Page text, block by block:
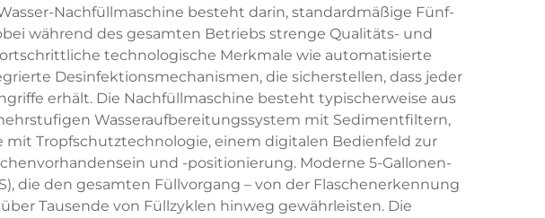
Nachfüllmaschine besteht darin, standardmäßige Fünf-
während des gesamten Betriebs strenge Qualitäts- und
technologische Merkmale wie automatisierte
Desinfektionsmechanismen, die sicherstellen, dass jeder
erhält. Die Nachfüllmaschine besteht typischerweise aus
Wasseraufbereitungssystem mit Sedimentfiltern,
Tropfschutztechnologie, einem digitalen Bedienfeld zur
und -positionierung. Moderne 5-Gallonen-
die den gesamten Füllvorgang – von der Flaschenerkennung
Tausende von Füllzyklen hinweg gewährleisten. Die